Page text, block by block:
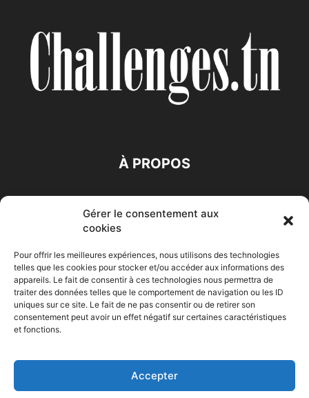
Gérer le consentement aux
cookies
Pour offrir les meilleures expériences, nous utilisons des technologies
telles que les cookies pour stocker et/ou accéder aux informations des
appareils. Le fait de consentir à ces technologies nous permettra de
traiter des données telles que le comportement de navigation ou les ID
uniques sur ce site. Le fait de ne pas consentir ou de retirer son
consentement peut avoir un effet négatif sur certaines caractéristiques
et fonctions.
Accepter
À PROPOS
Accueil Economie Entreprises Entrepreneur
Maghreb
© Challenges.tn By AAKOM.DIGITAL